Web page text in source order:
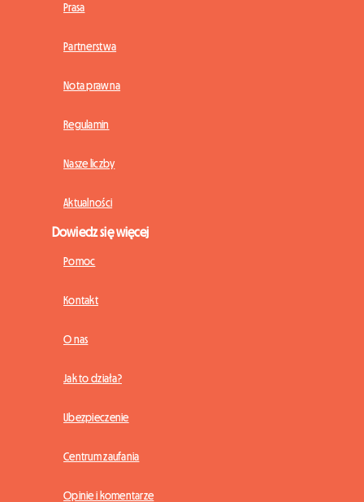
Prasa
Partnerstwa
Nota prawna
Regulamin
Nasze liczby
Aktualności
Dowiedz się więcej
Pomoc
Kontakt
O nas
Jak to działa?
Ubezpieczenie
Centrum zaufania
Opinie i komentarze